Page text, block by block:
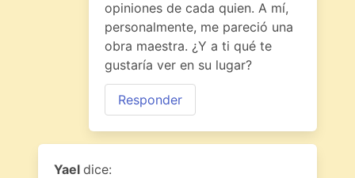
opiniones de cada quien. A mí,
personalmente, me pareció una
obra maestra. ¿Y a ti qué te
gustaría ver en su lugar?
Responder
Yael dice: